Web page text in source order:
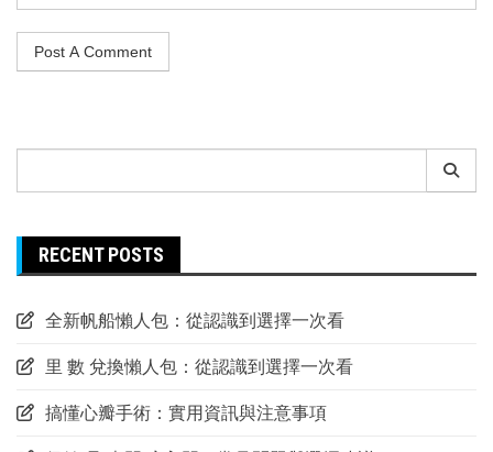
for:
RECENT POSTS
全新帆船懶人包：從認識到選擇一次看
里 數 兌換懶人包：從認識到選擇一次看
搞懂心瓣手術：實用資訊與注意事項